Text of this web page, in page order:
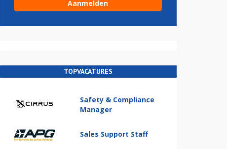
TOPVACATURES
Safety & Compliance
Manager
Sales Support Staff